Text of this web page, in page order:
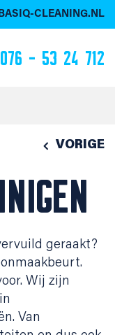
CLEANING.NL
076 - 53 24 712
VORIGE
geraakt?
Wij zijn
Van